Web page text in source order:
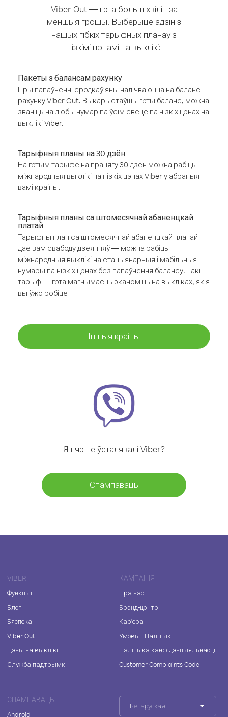
Viber Out — гэта больш хвілін за
меншыя грошы. Выберыце адзін з
нашых гібкіх тарыфных планаў з
нізкімі цэнамі на выклікі:
Пакеты з балансам рахунку
Пры папаўненні сродкаў яны налічваюцца на баланс
рахунку Viber Out. Выкарыстаўшы гэты баланс, можна
званіць на любы нумар па ўсім свеце па нізкіх цэнах на
выклікі Viber.
Тарыфныя планы на 30 дзён
На гэтым тарыфе на працягу 30 дзён можна рабіць
міжнародныя выклікі па нізкіх цэнах Viber у абраныя
вамі краіны.
Тарыфныя планы са штомесячнай абаненцкай
платай
Тарыфны план са штомесячнай абаненцкай платай
дае вам свабоду дзеянняў — можна рабіць
міжнародныя выклікі на стацыянарныя і мабільныя
нумары па нізкіх цэнах без папаўнення балансу. Такі
тарыф — гэта магчымасць эканоміць на выкліках, якія
вы ўжо робіце
Іншыя краіны
Яшчэ не ўсталявалі Viber?
Спампаваць
VIBER
Функцыі
Блог
Бяспека
Viber Out
Цэны на выклікі
Служба падтрымкі
КАМПАНІЯ
Пра нас
Брэнд-цэнтр
Кар'ера
Умовы і Палітыкі
Палітыка канфідэнцыяльнасці
Customer Complaints Code
СПАМПАВАЦЬ
Android
Беларуская